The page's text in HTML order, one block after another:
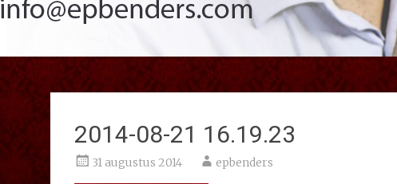
2014-08-21 16.19.23
31 augustus 2014 epbenders